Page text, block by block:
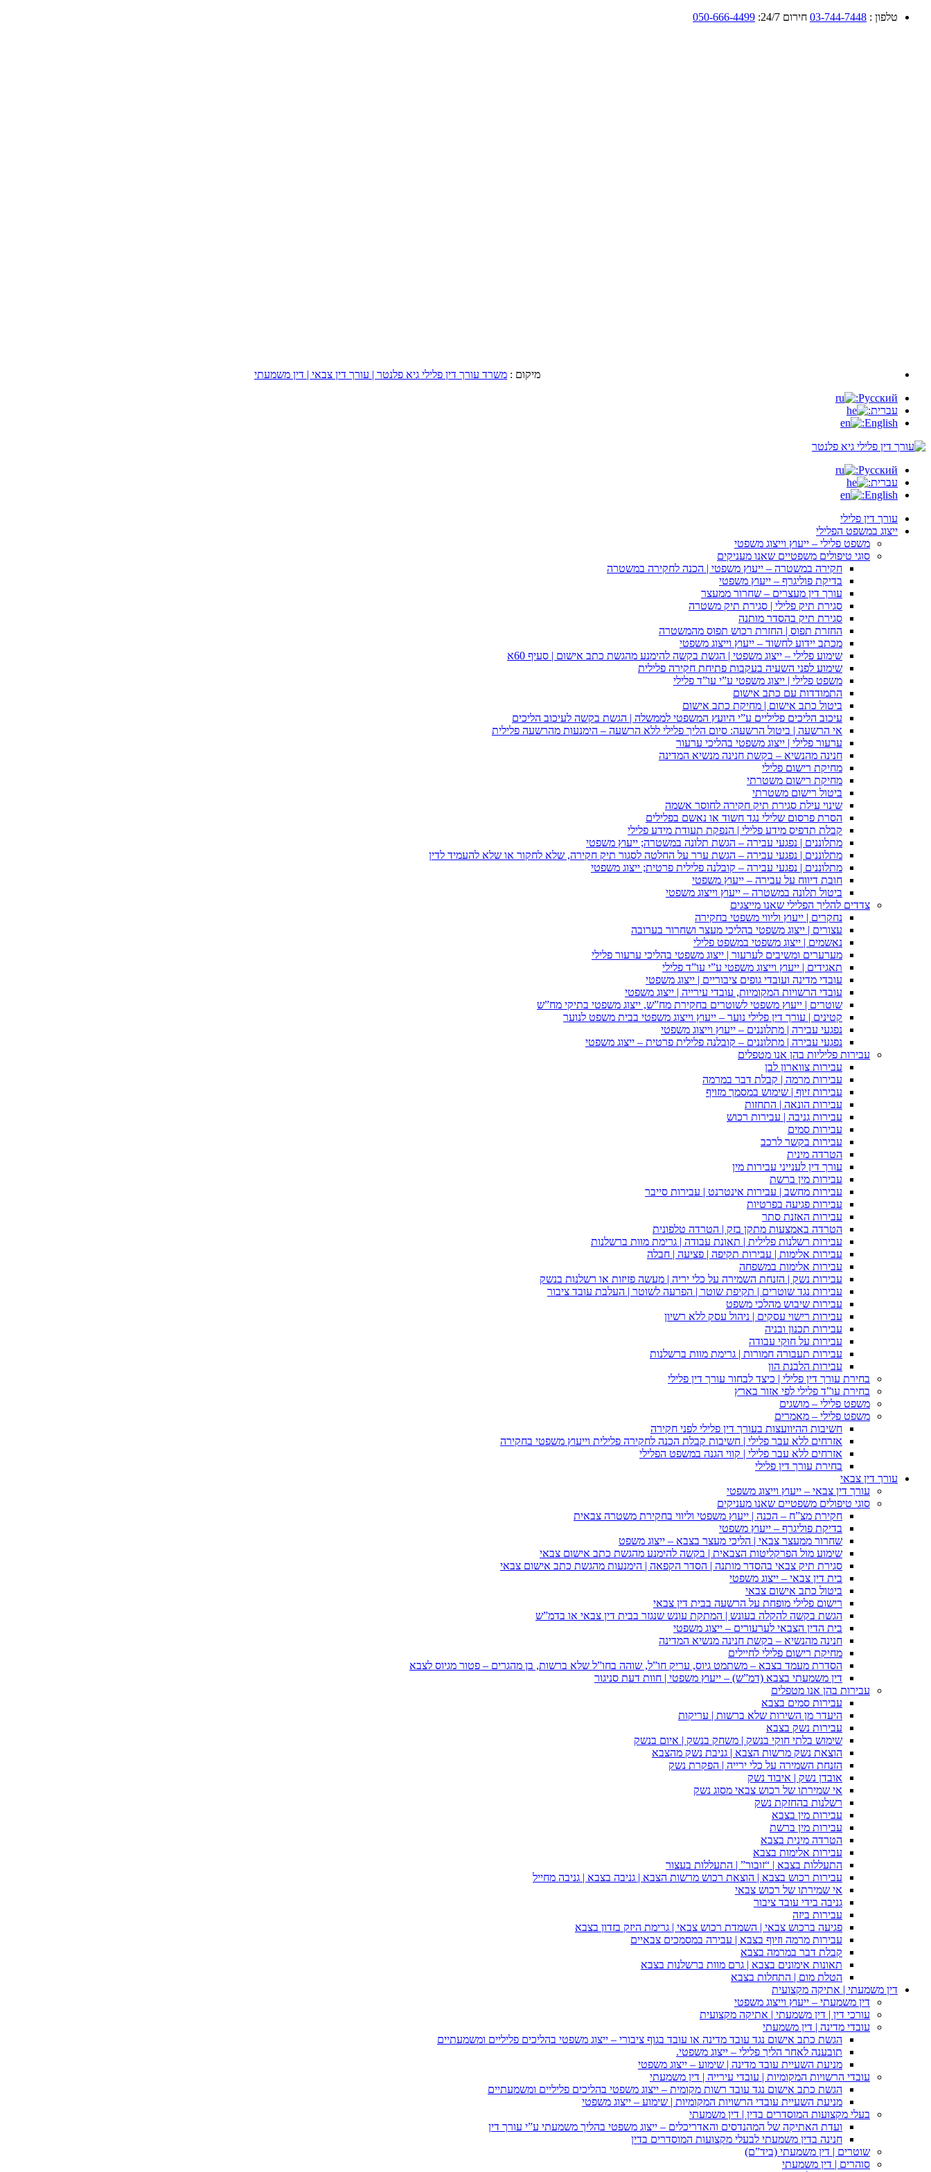
טלפון : 03-744-7448 חירום 24/7: 050-666-4499
מיקום : משרד עורך דין פלילי גיא פלנטר | עורך דין צבאי | דין משמעתי
Русский:
עברית:
English:
Русский:
עברית:
English:
עורך דין פלילי
ייצוג במשפט הפלילי
משפט פלילי – ייעוץ וייצוג משפטי
סוגי טיפולים משפטיים שאנו מעניקים
חקירה במשטרה – ייעוץ משפטי | הכנה לחקירה במשטרה
בדיקת פוליגרף – ייעוץ משפטי
עורך דין מעצרים – שחרור ממעצר
סגירת תיק פלילי | סגירת תיק משטרה
סגירת תיק בהסדר מותנה
החזרת תפוס | החזרת רכוש תפוס מהמשטרה
מכתב יידוע לחשוד – ייעוץ וייצוג משפטי
שימוע פלילי – ייצוג משפטי | הגשת בקשה להימנע מהגשת כתב אישום | סעיף 60א
שימוע לפני השעיה בעקבות פתיחת חקירה פלילית
משפט פלילי | ייצוג משפטי ע”י עו”ד פלילי
התמודדות עם כתב אישום
ביטול כתב אישום | מחיקת כתב אישום
עיכוב הליכים פליליים ע”י היועץ המשפטי לממשלה | הגשת בקשה לעיכוב הליכים
אי הרשעה | ביטול הרשעה: סיום הליך פלילי ללא הרשעה – הימנעות מהרשעה פלילית
ערעור פלילי | ייצוג משפטי בהליכי ערעור
חנינה מהנשיא – בקשת חנינה מנשיא המדינה
מחיקת רישום פלילי
מחיקת רישום משטרתי
ביטול רישום משטרתי
שינוי עילת סגירת תיק חקירה לחוסר אשמה
הסרת פרסום שלילי נגד חשוד או נאשם בפלילים
קבלת תדפיס מידע פלילי | הנפקת תעודת מידע פלילי
מתלוננים | נפגעי עבירה – הגשת תלונה במשטרה; ייעוץ משפטי
מתלוננים | נפגעי עבירה – הגשת ערר על החלטה לסגור תיק חקירה, שלא לחקור או שלא להעמיד לדין
מתלוננים | נפגעי עבירה – קובלנה פלילית פרטית; ייצוג משפטי
חובת דיווח על עבירה – ייעוץ משפטי
ביטול תלונה במשטרה – ייעוץ וייצוג משפטי
צדדים להליך הפלילי שאנו מייצגים
נחקרים | ייעוץ וליווי משפטי בחקירה
עצורים | ייצוג משפטי בהליכי מעצר ושחרור בערובה
נאשמים | ייצוג משפטי במשפט פלילי
מערערים ומשיבים לערעור | ייצוג משפטי בהליכי ערעור פלילי
תאגידים | ייעוץ וייצוג משפטי ע”י עו”ד פלילי
עובדי מדינה ועובדי גופים ציבוריים | ייצוג משפטי
עובדי הרשויות המקומיות, עובדי עירייה | ייצוג משפטי
שוטרים | ייעוץ משפטי לשוטרים בחקירת מח”ש, ייצוג משפטי בתיקי מח”ש
קטינים | עורך דין פלילי נוער – ייעוץ וייצוג משפטי בבית משפט לנוער
נפגעי עבירה | מתלוננים – ייעוץ וייצוג משפטי
נפגעי עבירה | מתלוננים – קובלנה פלילית פרטית – ייצוג משפטי
עבירות פליליות בהן אנו מטפלים
עבירות צווארון לבן
עבירות מרמה | קבלת דבר במרמה
עבירות זיוף | שימוש במסמך מזויף
עבירות הונאה | התחזות
עבירות גניבה | עבירות רכוש
עבירות סמים
עבירות בקשר לרכב
הטרדה מינית
עורך דין לענייני עבירות מין
עבירות מין ברשת
עבירות מחשב | עבירות אינטרנט | עבירות סייבר
עבירות פגיעה בפרטיות
עבירות האזנת סתר
הטרדה באמצעות מתקן בזק | הטרדה טלפונית
עבירות רשלנות פלילית | תאונת עבודה | גרימת מוות ברשלנות
עבירות אלימות | עבירות תקיפה | פציעה | חבלה
עבירות אלימות במשפחה
עבירות נשק | הזנחת השמירה על כלי יריה | מעשה פזיזות או רשלנות בנשק
עבירות נגד שוטרים | תקיפת שוטר | הפרעה לשוטר | העלבת עובד ציבור
עבירות שיבוש מהלכי משפט
עבירות רישוי עסקים | ניהול עסק ללא רשיון
עבירות תכנון ובניה
עבירות על חוקי עבודה
עבירות תעבורה חמורות | גרימת מוות ברשלנות
עבירות הלבנת הון
בחירת עורך דין פלילי | כיצד לבחור עורך דין פלילי
בחירת עו”ד פלילי לפי אזור בארץ
משפט פלילי – מושגים
משפט פלילי – מאמרים
חשיבות ההיוועצות בעורך דין פלילי לפני חקירה
אזרחים ללא עבר פלילי | חשיבות קבלת הכנה לחקירה פלילית וייעוץ משפטי בחקירה
אזרחים ללא עבר פלילי | קווי הגנה במשפט הפלילי
בחירת עורך דין פלילי
עורך דין צבאי
עורך דין צבאי – ייעוץ וייצוג משפטי
סוגי טיפולים משפטיים שאנו מעניקים
חקירת מצ”ח – הכנה | ייעוץ משפטי וליווי בחקירת משטרה צבאית
בדיקת פוליגרף – ייעוץ משפטי
שחרור ממעצר צבאי | הליכי מעצר בצבא – ייצוג משפט
שימוע מול הפרקליטות הצבאית | בקשה להימנע מהגשת כתב אישום צבאי
סגירת תיק צבאי בהסדר מותנה | הסדר הקפאה | הימנעות מהגשת כתב אישום צבאי
בית דין צבאי – ייצוג משפטי
ביטול כתב אישום צבאי
רישום פלילי מופחת על הרשעה בבית דין צבאי
הגשת בקשה להקלה בעונש | המתקת עונש שנגזר בבית דין צבאי או בדמ”ש
בית הדין הצבאי לערעורים – ייצוג משפטי
חנינה מהנשיא – בקשת חנינה מנשיא המדינה
מחיקת רישום פלילי לחיילים
הסדרת מעמד בצבא – משתמט גיוס, עריק חו”ל, שוהה בחו”ל שלא ברשות, בן מהגרים – פטור מגיוס לצבא
דין משמעתי בצבא (דמ”ש) – ייעוץ משפטי | חוות דעת סניגור
עבירות בהן אנו מטפלים
עבירות סמים בצבא
היעדר מן השירות שלא ברשות | עריקות
עבירות נשק בצבא
שימוש בלתי חוקי בנשק | משחק בנשק | איום בנשק
הוצאת נשק מרשות הצבא | גניבת נשק מהצבא
הזנחת השמירה על כלי ירייה | הפקרת נשק
אובדן נשק | איבוד נשק
אי שמירתו של רכוש צבאי מסוג נשק
רשלנות בהחזקת נשק
עבירות מין בצבא
עבירות מין ברשת
הטרדה מינית בצבא
עבירות אלימות בצבא
התעללות בצבא | “זובור” | התעללות בעצור
עבירות רכוש בצבא | הוצאת רכוש מרשות הצבא | גניבה בצבא | גניבה מחייל
אי שמירתו של רכוש צבאי
גניבה בידי עובד ציבור
עבירות ביזה
פגיעה ברכוש צבאי | השמדת רכוש צבאי | גרימת היזק בזדון בצבא
עבירות מרמה וזיוף בצבא | עבירה במסמכים צבאיים
קבלת דבר במרמה בצבא
תאונות אימונים בצבא | גרם מוות ברשלנות בצבא
הטלת מום | התחלות בצבא
דין משמעתי | אתיקה מקצועית
דין משמעתי – ייעוץ וייצוג משפטי
עורכי דין | דין משמעתי | אתיקה מקצועית
עובדי מדינה | דין משמעתי
הגשת כתב אישום נגד עובד מדינה או עובד בגוף ציבורי – ייצוג משפטי בהליכים פליליים ומשמעתיים
תובענה לאחר הליך פלילי – ייצוג משפטי.
מניעת השעיית עובד מדינה | שימוע – ייצוג משפטי
עובדי הרשויות המקומיות | עובדי עירייה | דין משמעתי
הגשת כתב אישום נגד עובד רשות מקומית – ייצוג משפטי בהליכים פליליים ומשמעתיים
מניעת השעיית עובדי הרשויות המקומיות | שימוע – ייצוג משפטי
בעלי מקצועות המוסדרים בדין | דין משמעתי
ועדת האתיקה של המהנדסים והאדריכלים – ייצוג משפטי בהליך משמעתי ע”י עורך דין
חנינה בדין משמעתי לבעלי מקצועות המוסדרים בדין
שוטרים | דין משמעתי (ביד”ם)
סוהרים | דין משמעתי